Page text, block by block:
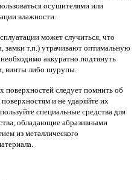
осушителями или
влажности.
может случиться, что
замки т.п.) утрачивают оптимальную
аккуратно подтянуть
винты либо шурупы.
поверхностей следует помнить об
и не ударяйте их
специальные средства для
обладающие абразивными
из металлического